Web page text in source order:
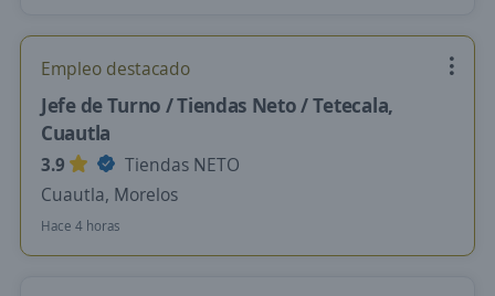
Empleo destacado
Jefe de Turno / Tiendas Neto / Tetecala,
Cuautla
3.9
Tiendas NETO
Cuautla, Morelos
Hace 4 horas